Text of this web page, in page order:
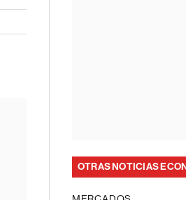
OTRAS NOTICIAS